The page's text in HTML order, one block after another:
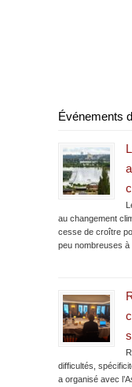
Événements
au changement
cesse de croître
peu nombreuses à
difficultés,
a organisé avec